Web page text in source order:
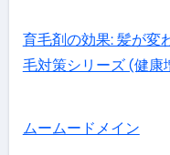
育毛剤の効果: 髪が変
毛対策シリーズ (健康
ムームードメイン